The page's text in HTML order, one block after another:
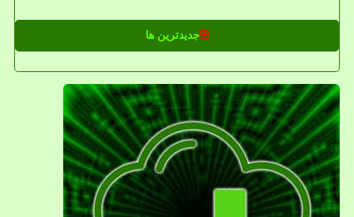
جدیدترین ها